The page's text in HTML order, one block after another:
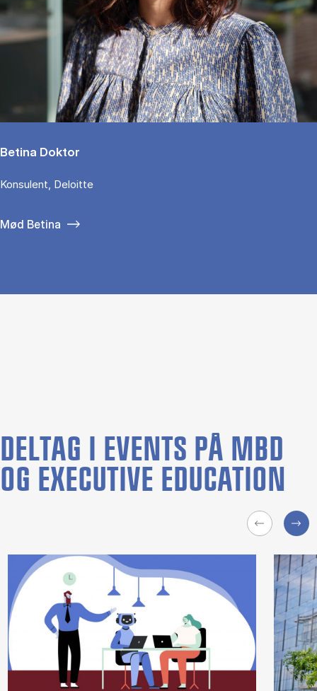
Betina Doktor
Konsulent, Deloitte
Mød Betina
DELTAG I EVENTS PÅ MBD
OG EXECUTIVE EDUCATION